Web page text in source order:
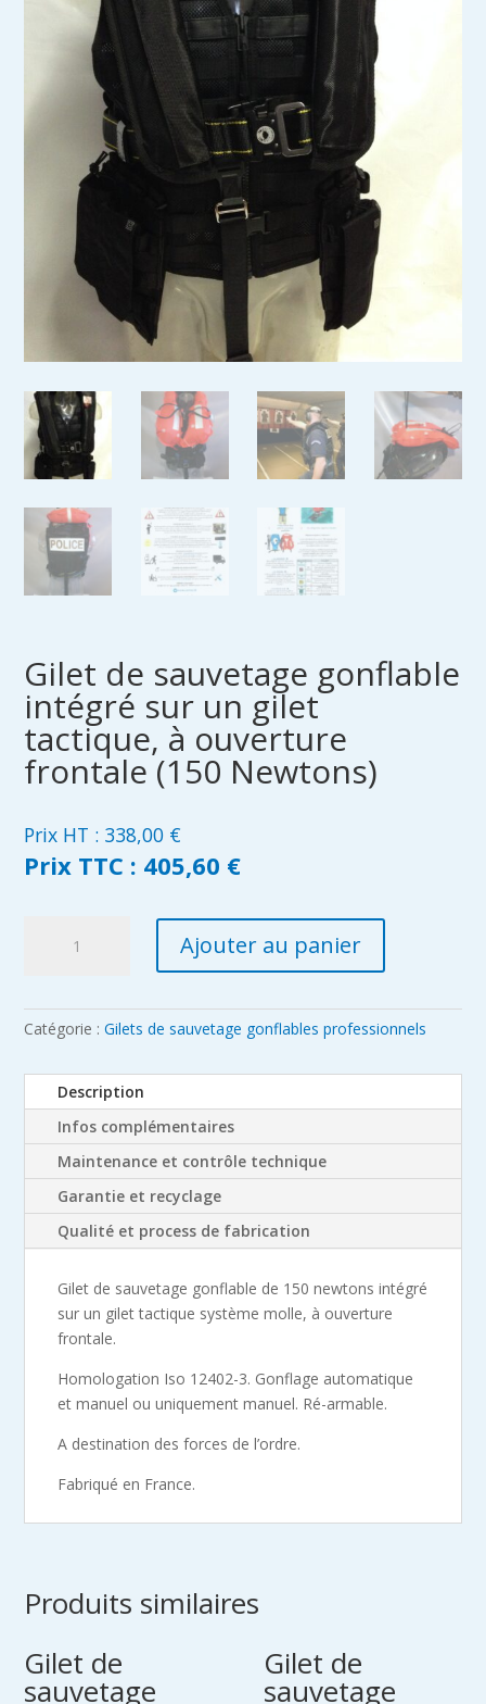
Gilet de sauvetage gonflable
intégré sur un gilet
tactique, à ouverture
frontale (150 Newtons)
Prix HT : 338,00 €
Prix TTC : 405,60 €
sauvetage
intégré
tactique,
ouverture
frontale
Ajouter au panier
Catégorie :Gilets de sauvetage gonflables professionnels
Description
Infos complémentaires
Maintenance et contrôle technique
Garantie et recyclage
Qualité et process de fabrication
Gilet de sauvetage gonflable de 150 newtons intégré
sur un gilet tactique système molle, à ouverture
frontale.
Homologation Iso 12402-3. Gonflage automatique
et manuel ou uniquement manuel. Ré-armable.
A destination des forces de l’ordre.
Fabriqué en France.
Produits similaires
Gilet de
sauvetage
Gilet de
sauvetage